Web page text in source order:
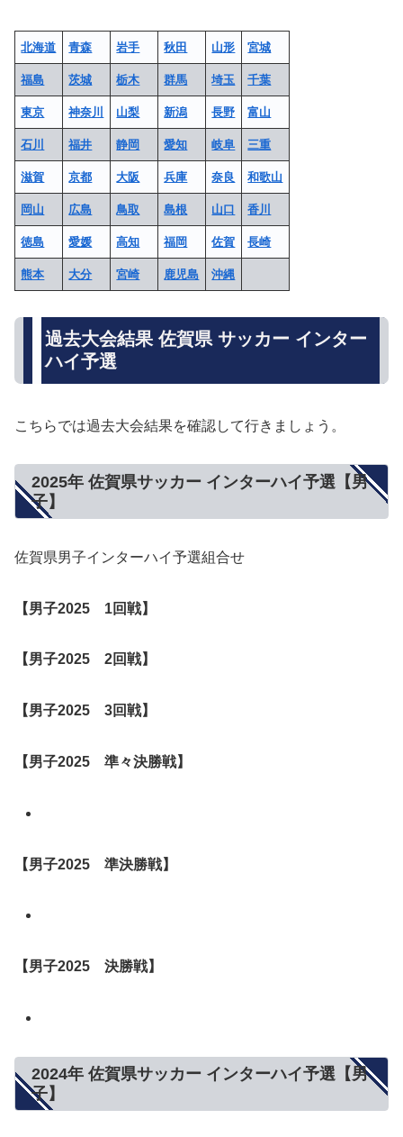
北海道 青森 岩手 秋田 山形 宮城
福島 茨城 栃木 群馬 埼玉 千葉
東京 神奈川 山梨 新潟 長野 富山
石川 福井 静岡 愛知 岐阜 三重
滋賀 京都 大阪 兵庫 奈良 和歌山
岡山 広島 鳥取 島根 山口 香川
徳島 愛媛 高知 福岡 佐賀 長崎
熊本 大分 宮崎 鹿児島 沖縄
過去大会結果 佐賀県 サッカー インター
ハイ予選
こちらでは過去大会結果を確認して行きましょう。
2025年 佐賀県サッカー インターハイ予選【男
子】
佐賀県男子インターハイ予選組合せ
【男子2025 1回戦】
【男子2025 2回戦】
【男子2025 3回戦】
【男子2025 準々決勝戦】
【男子2025 準決勝戦】
【男子2025 決勝戦】
2024年 佐賀県サッカー インターハイ予選【男
子】